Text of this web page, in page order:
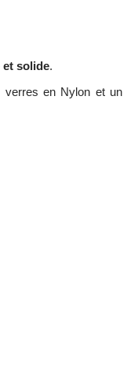
et solide.
verres en Nylon et un